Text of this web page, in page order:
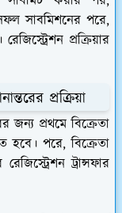
সাবমিশনের পরে,
প্রক্রিয়ার
প্রক্রিয়া
জন্য প্রথমে বিক্রেতা
হবে। পরে, বিক্রেতা
ট্রান্সফার